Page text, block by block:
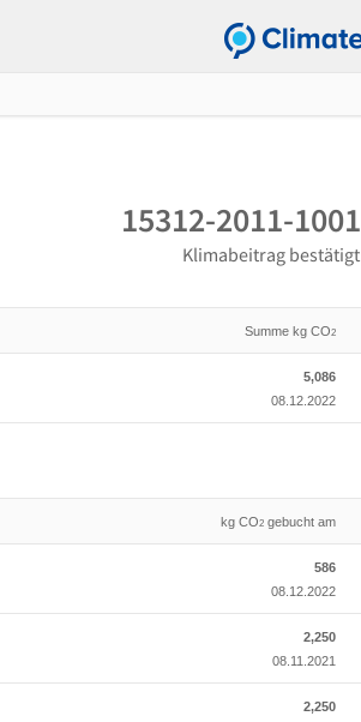
15312-2011-1001
Klimabeitrag bestätigt
Summe kg CO2
5,086
08.12.2022
kg CO2 gebucht am
586
08.12.2022
2,250
08.11.2021
2,250